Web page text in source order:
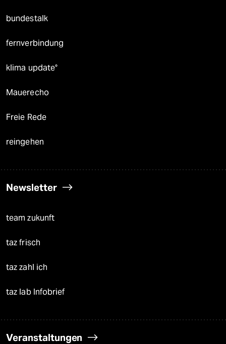
bundestalk
fernverbindung
klima update°
Mauerecho
Freie Rede
reingehen
Newsletter
team zukunft
taz frisch
taz zahl ich
taz lab Infobrief
Veranstaltungen